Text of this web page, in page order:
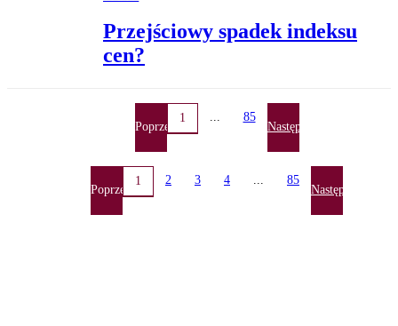
Przejściowy spadek indeksu
cen?
Poprzednia
1 85
Następna
Poprzednia
1 2 3 4 85
Następna